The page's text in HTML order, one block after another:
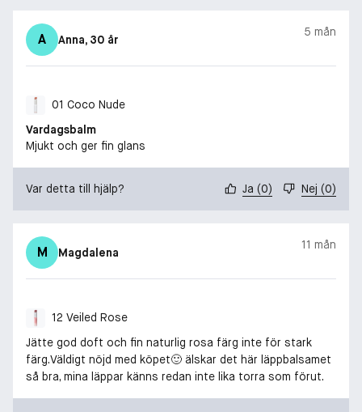
A Anna, 30 år
5 mån
01 Coco Nude
Vardagsbalm
Mjukt och ger fin glans
Var detta till hjälp? Ja (0) Nej (0)
M Magdalena
11 mån
12 Veiled Rose
Jätte god doft och fin naturlig rosa färg inte för stark
färg.Väldigt nöjd med köpet🙂 älskar det här läppbalsamet
så bra, mina läppar känns redan inte lika torra som förut.